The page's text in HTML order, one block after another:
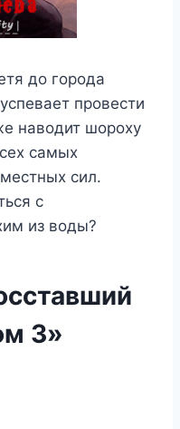
до города
провести
наводит шороху
самых
сил.
с
из воды?
3»